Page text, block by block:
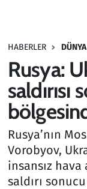
HABERLER DÜNYA
Rusya:
Rusya’nın
Vorobyov,
insansız
saldırı
Haber
Kültür Sanat
Kurumsal
Lezzet
Memur ve